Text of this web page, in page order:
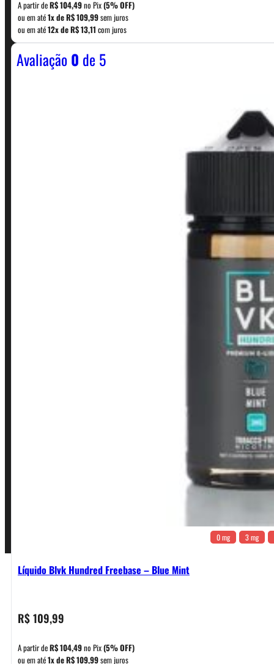
A partir deR$104,49no Pix(5% OFF)
ou em até1x deR$109,99sem juros
ou em até12x deR$13,11 com juros
Avaliação0 de 5
0 mg 3 mg
Líquido Blvk Hundred Freebase – Blue Mint
R$109,99
A partir deR$104,49no Pix(5% OFF)
ou em até1x deR$109,99sem juros
WhatsApp: (11) 5229-0120
Horário: Política de Horario e Fretes
Política de Garantia, Reembolso e Devolução